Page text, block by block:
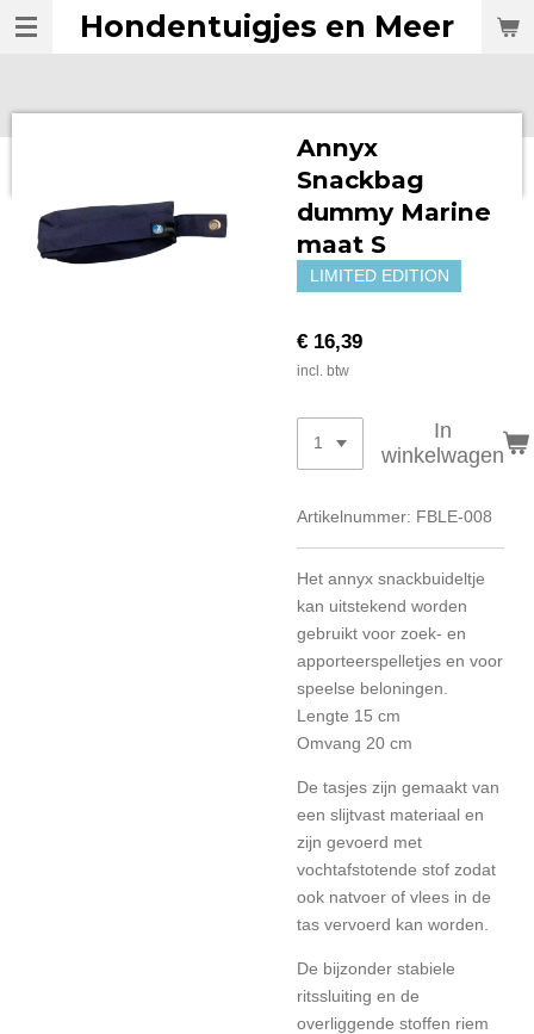
Ga
direct
Hondentuigjes en Meer
Annyx
Snackbag
dummy Marine
maat S
LIMITED EDITION
€ 16,39
incl. btw
In
winkelwagen
Artikelnummer: FBLE-008
Het annyx snackbuideltje
kan uitstekend worden
gebruikt voor zoek- en
apporteerspelletjes en voor
speelse beloningen.
Lengte 15 cm
Omvang 20 cm
De tasjes zijn gemaakt van
een slijtvast materiaal en
zijn gevoerd met
vochtafstotende stof zodat
ook natvoer of vlees in de
tas vervoerd kan worden.
De bijzonder stabiele
ritssluiting en de
overliggende stoffen riem